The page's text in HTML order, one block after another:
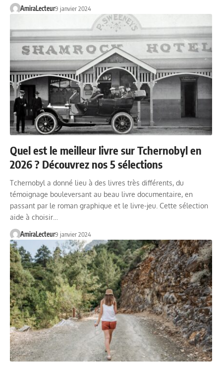
AmiraLecteur9 janvier 2024
Quel est le meilleur livre sur Tchernobyl en
2026 ? Découvrez nos 5 sélections
Tchernobyl a donné lieu à des livres très différents, du
témoignage bouleversant au beau livre documentaire, en
passant par le roman graphique et le livre-jeu. Cette sélection
aide à choisir…
AmiraLecteur9 janvier 2024